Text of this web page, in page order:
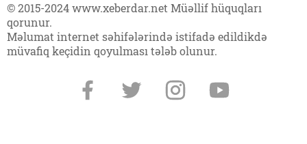
© 2015-2024 www.xeberdar.net Müəllif hüquqları
qorunur.
Məlumat internet səhifələrində istifadə edildikdə
müvafiq keçidin qoyulması tələb olunur.